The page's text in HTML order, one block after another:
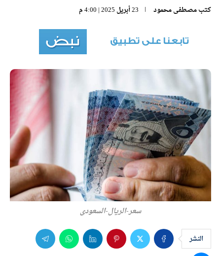
كتبمصطفى محمود 23 أبريل 2025 | 4:00 م
سعر-الريال-السعودي
النشر